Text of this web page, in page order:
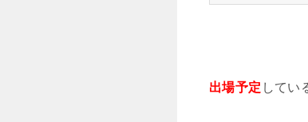
出場予定 してい